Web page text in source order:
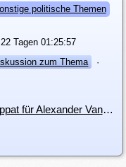
politische Themen
Tagen 01:25:57
zum Thema
·
i6752: Wiederholte Unterstützung der ppat für Alexander Van der Bellen